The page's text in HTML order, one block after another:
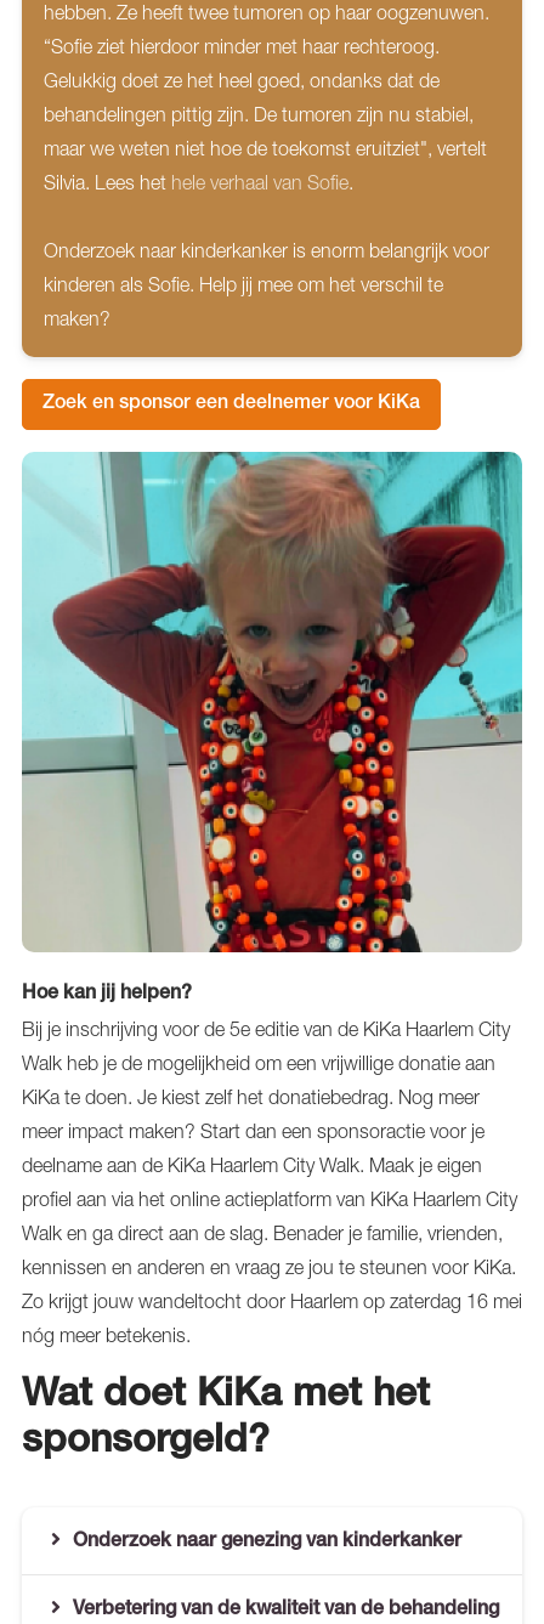
hebben. Ze heeft twee tumoren op haar oogzenuwen.
“Sofie ziet hierdoor minder met haar rechteroog.
Gelukkig doet ze het heel goed, ondanks dat de
behandelingen pittig zijn. De tumoren zijn nu stabiel,
maar we weten niet hoe de toekomst eruitziet", vertelt
Silvia. Lees het hele verhaal van Sofie.
Onderzoek naar kinderkanker is enorm belangrijk voor
kinderen als Sofie. Help jij mee om het verschil te
maken?
Zoek en sponsor een deelnemer voor KiKa
Hoe kan jij helpen?
Bij je inschrijving voor de 5e editie van de KiKa Haarlem City
Walk heb je de mogelijkheid om een vrijwillige donatie aan
KiKa te doen. Je kiest zelf het donatiebedrag. Nog meer
meer impact maken? Start dan een sponsoractie voor je
deelname aan de KiKa Haarlem City Walk. Maak je eigen
profiel aan via het online actieplatform van KiKa Haarlem City
Walk en ga direct aan de slag. Benader je familie, vrienden,
kennissen en anderen en vraag ze jou te steunen voor KiKa.
Zo krijgt jouw wandeltocht door Haarlem op zaterdag 16 mei
nóg meer betekenis.
Wat doet KiKa met het
sponsorgeld?
Onderzoek naar genezing van kinderkanker
Verbetering van de kwaliteit van de behandeling